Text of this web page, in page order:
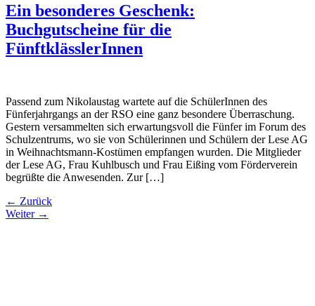
Ein besonderes Geschenk:
Buchgutscheine für die
FünftklässlerInnen
Passend zum Nikolaustag wartete auf die SchülerInnen des
Fünferjahrgangs an der RSO eine ganz besondere Überraschung.
Gestern versammelten sich erwartungsvoll die Fünfer im Forum des
Schulzentrums, wo sie von Schülerinnen und Schülern der Lese AG
in Weihnachtsmann-Kostümen empfangen wurden. Die Mitglieder
der Lese AG, Frau Kuhlbusch und Frau Eißing vom Förderverein
begrüßte die Anwesenden. Zur […]
← Zurück
Weiter →